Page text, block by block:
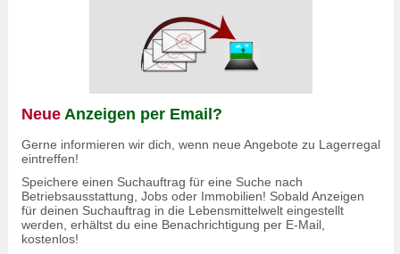
Neue Anzeigen per Email?
Gerne informieren wir dich, wenn neue Angebote zu Lagerregal
eintreffen!
Speichere einen Suchauftrag für eine Suche nach
Betriebsausstattung, Jobs oder Immobilien! Sobald Anzeigen
für deinen Suchauftrag in die Lebensmittelwelt eingestellt
werden, erhältst du eine Benachrichtigung per E-Mail,
kostenlos!